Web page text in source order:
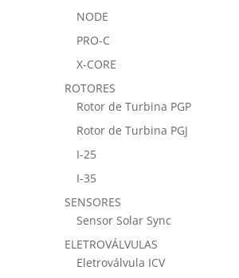
NODE
PRO-C
X-CORE
ROTORES
Rotor de Turbina PGP
Rotor de Turbina PGJ
I-25
I-35
SENSORES
Sensor Solar Sync
ELETROVÁLVULAS
Eletroválvula ICV